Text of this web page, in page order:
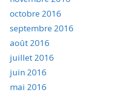
octobre 2016
septembre 2016
août 2016
juillet 2016
juin 2016
mai 2016